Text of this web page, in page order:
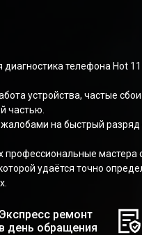
телефона Hot
устройства, частые
частью.
на быстрый разряд
профессиональные мастера
удаётся точно
Экспресс ремонт
в день обращения